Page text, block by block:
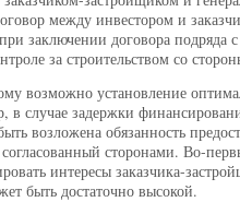
между инвестором и
заключении договора подряда
за строительством со
возможно установление
задержки
возложена обязанность
сторонами. Во-
интересы заказчика-
быть достаточно высокой.